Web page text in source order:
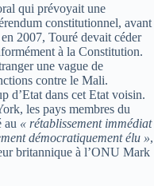
qui prévoyait une
constitutionnel, avant
2007, Touré devait céder
à la Constitution.
une vague de
contre le Mali.
d’Etat dans cet Etat voisin.
les pays membres du
au « rétablissement immédiat
démocratiquement élu »,
britannique à l’ONU Mark